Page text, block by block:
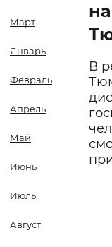
Март
Январь
Февраль
Апрель
Май
Июнь
Июль
Август
В